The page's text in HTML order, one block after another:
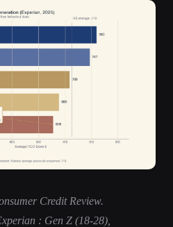
Credit Review.
: Gen Z (18-28),